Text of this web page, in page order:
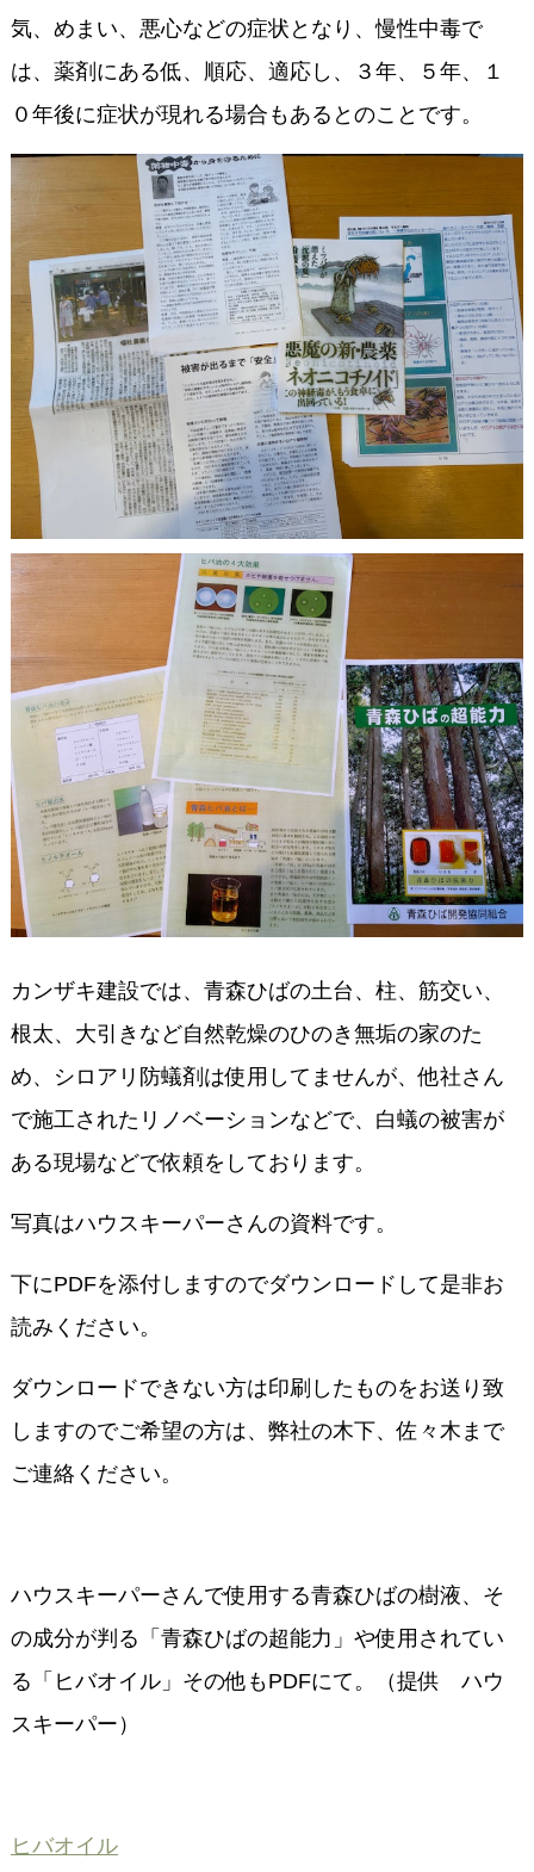
気、めまい、悪心などの症状となり、慢性中毒で
は、薬剤にある低、順応、適応し、３年、５年、１
０年後に症状が現れる場合もあるとのことです。
カンザキ建設では、青森ひばの土台、柱、筋交い、
根太、大引きなど自然乾燥のひのき無垢の家のた
め、シロアリ防蟻剤は使用してませんが、他社さん
で施工されたリノベーションなどで、白蟻の被害が
ある現場などで依頼をしております。
写真はハウスキーパーさんの資料です。
下にPDFを添付しますのでダウンロードして是非お
読みください。
ダウンロードできない方は印刷したものをお送り致
しますのでご希望の方は、弊社の木下、佐々木まで
ご連絡ください。
ハウスキーパーさんで使用する青森ひばの樹液、そ
の成分が判る「青森ひばの超能力」や使用されてい
る「ヒバオイル」その他もPDFにて。（提供 ハウ
スキーパー）
ヒバオイル